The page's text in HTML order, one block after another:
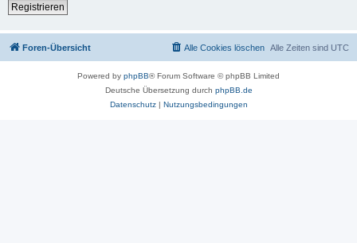
Registrieren
Foren-Übersicht Alle Zeiten sind UTC
Alle Cookies löschen
Powered by phpBB® Forum Software © phpBB Limited
Deutsche Übersetzung durch phpBB.de
Datenschutz| Nutzungsbedingungen